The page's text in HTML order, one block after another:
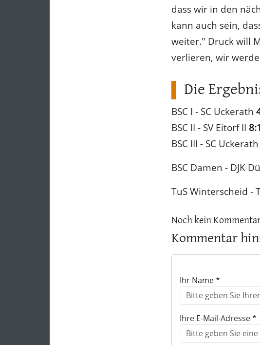
dass wir in den
kann auch sein,
weiter." Druck will
verlieren, wir
Die
BSC I - SC Uckerath
BSC II - SV Eitorf II 8:1
BSC III - SC
BSC Damen - DJK
TuS Winterscheid -
Noch kein
Kommentar
Ihr Name *
Ihre E-Mail-Adresse *